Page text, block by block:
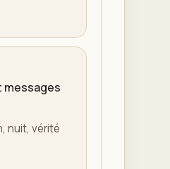
nuit, vérité